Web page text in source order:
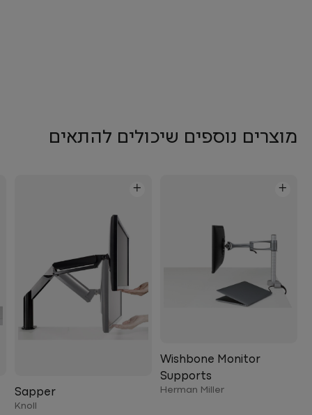
מוצרים נוספים שיכולים להתאים
+
Wishbone Monitor
Supports
Herman Miller
+
Sapper
Knoll